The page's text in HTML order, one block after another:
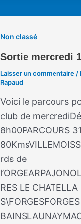
Non classé
Sortie mercredi
Laisser un commentaire/
Rapaud
Voici le parcours
club de
8h00PARCOURS
rds de
RES LE CHATELLA